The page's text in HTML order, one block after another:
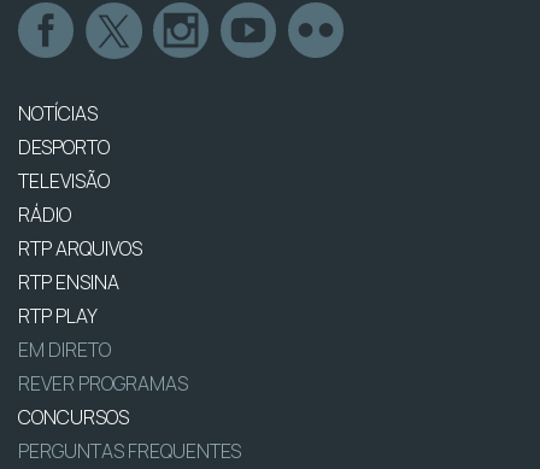
NOTÍCIAS
DESPORTO
TELEVISÃO
RÁDIO
RTP ARQUIVOS
RTP ENSINA
RTP PLAY
EM DIRETO
REVER PROGRAMAS
CONCURSOS
PERGUNTAS FREQUENTES